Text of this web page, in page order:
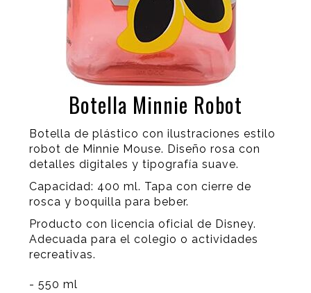
Botella Minnie Robot
Botella de plástico con ilustraciones estilo
robot de Minnie Mouse. Diseño rosa con
detalles digitales y tipografía suave.
Capacidad: 400 ml. Tapa con cierre de
rosca y boquilla para beber.
Producto con licencia oficial de Disney.
Adecuada para el colegio o actividades
recreativas.
- 550 ml